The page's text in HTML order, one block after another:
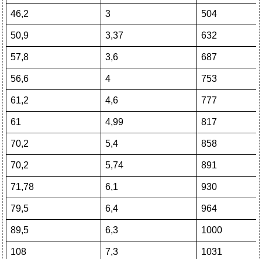
46,2 3 504
50,9 3,37 632
57,8 3,6 687
56,6 4 753
61,2 4,6 777
61 4,99 817
70,2 5,4 858
70,2 5,74 891
71,78 6,1 930
79,5 6,4 964
89,5 6,3 1000
108 7,3 1031